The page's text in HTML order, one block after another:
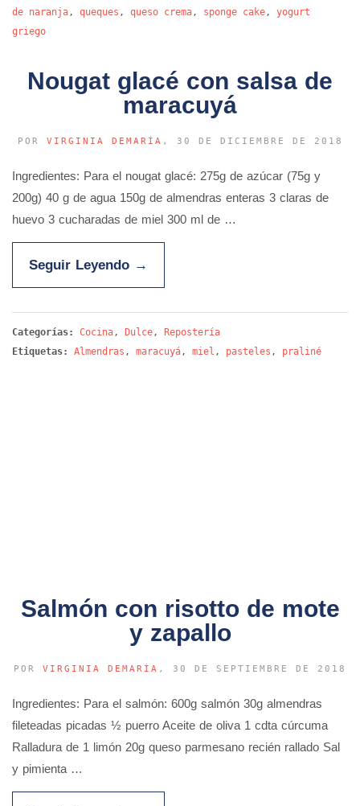
de naranja, queques , queso crema, sponge cake, yogurt
griego
Nougat glacé con salsa de
maracuyá
POR VIRGINIA DEMARÍA , 30 DE DICIEMBRE DE 2018
Ingredientes: Para el nougat glacé: 275g de azúcar (75g y
200g) 40 g de agua 150g de almendras enteras 3 claras de
huevo 3 cucharadas de miel 300 ml de …
Seguir Leyendo →
Categorías: Cocina, Dulce,
Repostería
Etiquetas:
Almendras , maracuyá, miel , pasteles , praliné
Salmón con risotto de mote
y zapallo
POR VIRGINIA DEMARÍA , 30 DE SEPTIEMBRE DE 2018
Ingredientes: Para el salmón: 600g salmón 30g almendras
fileteadas picadas ½ puerro Aceite de oliva 1 cdta cúrcuma
Ralladura de 1 limón 20g queso parmesano recién rallado Sal
y pimienta …